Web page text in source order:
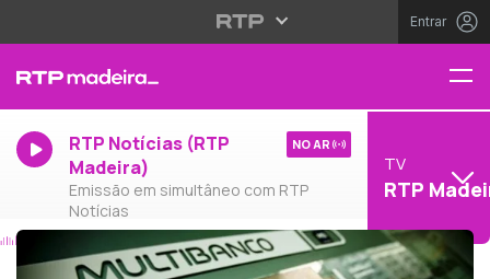
Entrar
RTP Notícias (RTP
Madeira)
Emissão em simultâneo com RTP
Notícias
NO AR
TV
RTP